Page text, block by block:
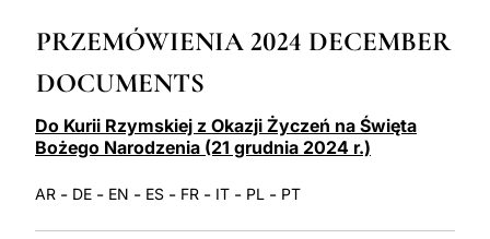
PRZEMÓWIENIA 2024 DECEMBER
DOCUMENTS
Do Kurii Rzymskiej z Okazji Życzeń na Święta
Bożego Narodzenia (21 grudnia 2024 r.)
AR - DE - EN - ES - FR - IT - PL - PT